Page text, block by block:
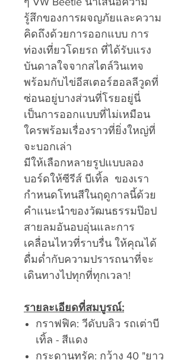
รู้สึกของการผจญภัยและความ
คิดถึงด้วยการออกแบบ การ
ท่องเที่ยวโดยรถ ที่ได้รับแรง
บันดาลใจจากสไตล์วินเทจ
พร้อมกับไข่อีสเตอร์ฮอลลีวูดที่
ซ่อนอยู่บางส่วนที่โรยอยู่นี่
เป็นการออกแบบที่ไม่เหมือน
ใครพร้อมเรื่องราวที่ยิ่งใหญ่ที่
จะบอกเล่า
มีให้เลือกหลายรูปแบบลอง
บอร์ดให้ซีรีส์ บีเทิ้ล ของเรา
กำหนดโทนสีในฤดูกาลนี้ด้วย
คำแนะนำของวัฒนธรรมป๊อป
สายลมอันอบอุ่นและการ
เคลื่อนไหวที่ราบรื่น ให้คุณได้
ดื่มด่ำกับความปรารถนาที่จะ
เดินทางไปทุกที่ทุกเวลา!
รายละเอียดที่สมบูรณ์:
กราฟฟิค: วีดับบลิว รถเต่าบี
เทิ้ล - สีแดง
กระดานทรัค: กว้าง 40 "ยาว